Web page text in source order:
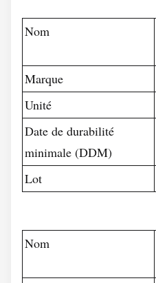
Nom
Marque
Unité
Date de durabilité
minimale (DDM)
Lot
Nom